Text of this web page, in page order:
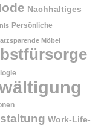
Nachhaltiges
Persönliche
Möbel
Work-Life-